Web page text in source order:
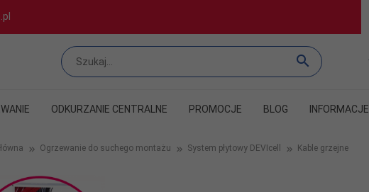
ODKURZANIE CENTRALNE PROMOCJE BLOG INFORMACJE
Ogrzewanie do suchego montażu System płytowy DEVIcell Kable grzejne